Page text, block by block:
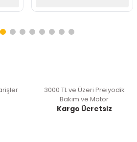
3000 TL ve Üzeri Preiyodik
Bakım ve Motor
Kargo Ücretsiz